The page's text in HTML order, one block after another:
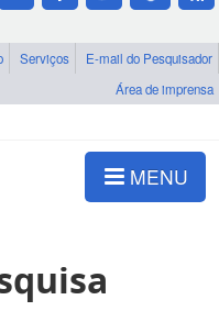
Serviços
E-mail do Pesquisador
Área de imprensa
MENU